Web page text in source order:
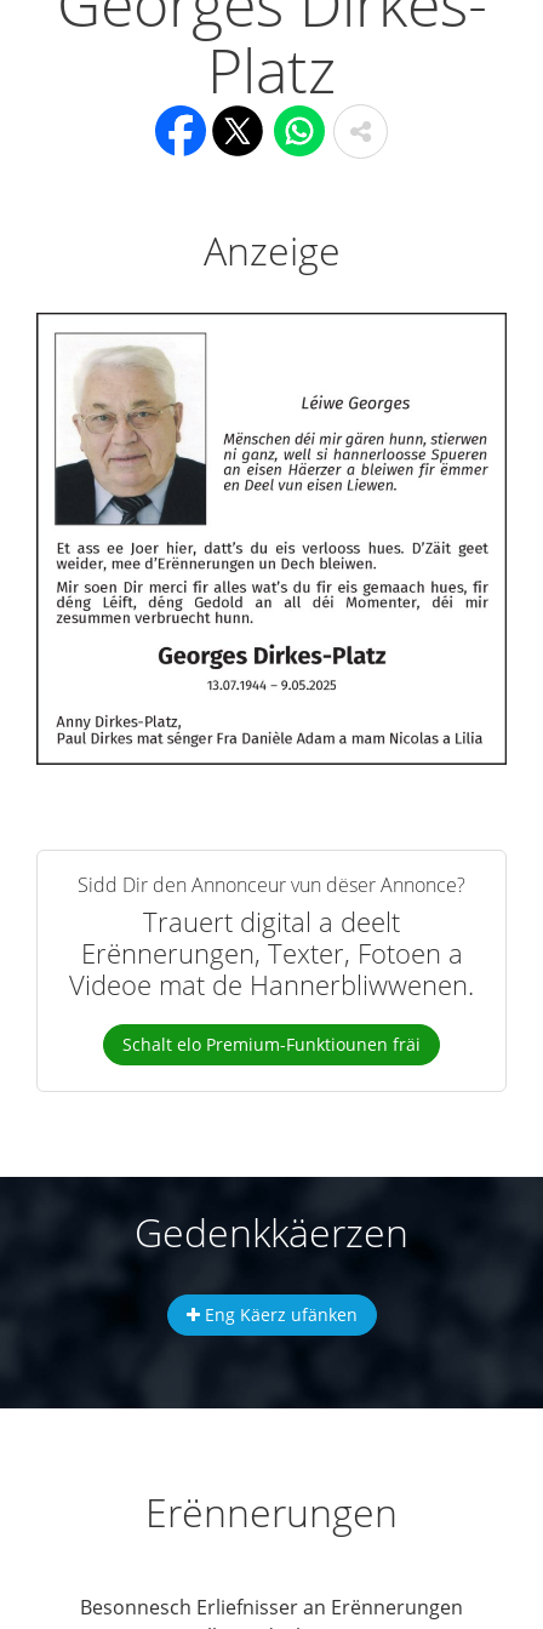
Platz
Anzeige
Sidd Dir den Annonceur vun dëser Annonce?
Trauert digital a deelt
Erënnerungen, Texter, Fotoen a
Videoe mat de Hannerbliwwenen.
Schalt elo Premium-Funktiounen fräi
Gedenkkäerzen
Eng Käerz ufänken
Erënnerungen
Besonnesch Erliefnisser an Erënnerungen